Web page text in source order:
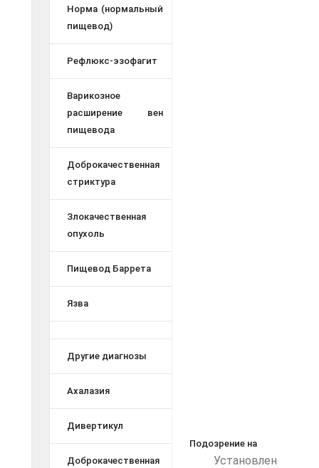
Норма (нормальный
пищевод)
Подозрение на
Установлен
Рефлюкс-эзофагит
Варикозное
расширение вен
пищевода
Доброкачественная
стриктура
Злокачественная
опухоль
Пищевод Баррета
Язва
Другие диагнозы
Ахалазия
Дивертикул
Доброкачественная